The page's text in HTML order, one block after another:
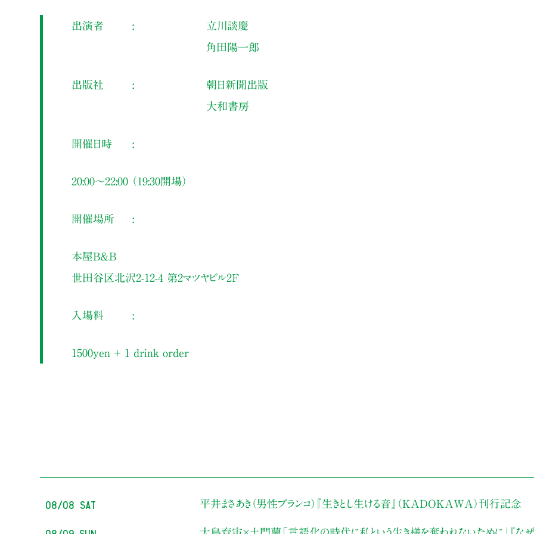
出演者
立川談慶
角田陽一郎
出版社
朝日新聞出版
大和書房
開催日時
20:00～22:00 （19:30開場）
開催場所
本屋B&B
世田谷区北沢2-12-4 第2マツヤビル2F
入場料
1500yen ＋ 1 drink order
08/08 Sat 平井まさあき（男性ブランコ） 『生きとし生ける音』（KADOKAWA）刊行記念